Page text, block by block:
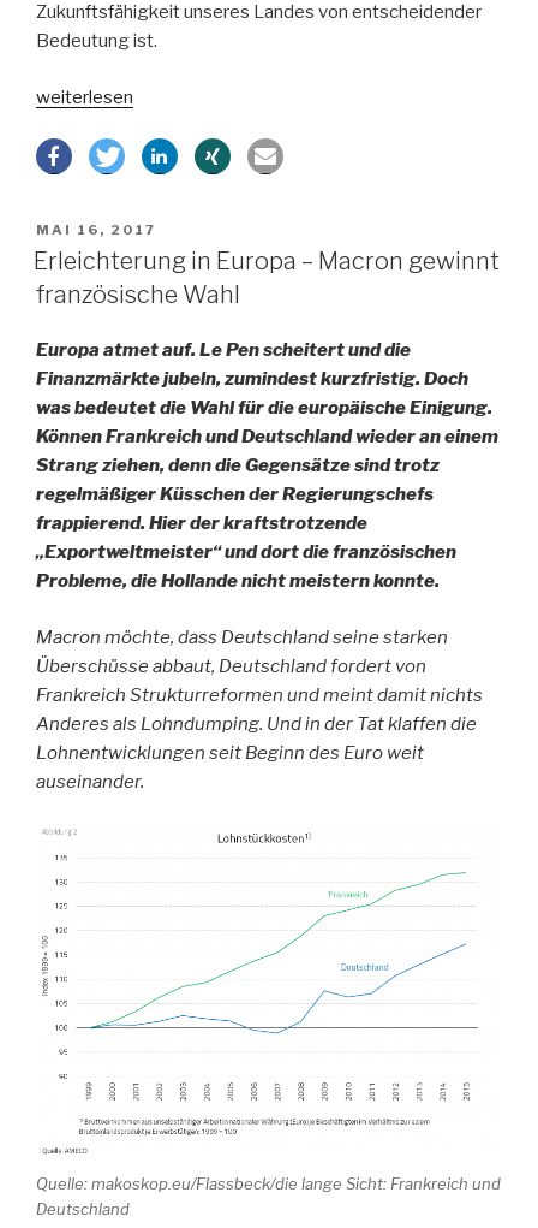
Zukunftsfähigkeit unseres Landes von entscheidender
Bedeutung ist.
„Dr.
–
Fehlleistungen“
weiterlesen
VERÖFFENTLICHT
AM
MAI 16, 2017
Erleichterung in Europa – Macron gewinnt
französische Wahl
Europa atmet auf. Le Pen scheitert und die
Finanzmärkte jubeln, zumindest kurzfristig. Doch
was bedeutet die Wahl für die europäische Einigung.
Können Frankreich und Deutschland wieder an einem
Strang ziehen, denn die Gegensätze sind trotz
regelmäßiger Küsschen der Regierungschefs
frappierend. Hier der kraftstrotzende
„Exportweltmeister“ und dort die französischen
Probleme, die Hollande nicht meistern konnte.
Macron möchte, dass Deutschland seine starken
Überschüsse abbaut, Deutschland fordert von
Frankreich Strukturreformen und meint damit nichts
Anderes als Lohndumping. Und in der Tat klaffen die
Lohnentwicklungen seit Beginn des Euro weit
auseinander.
Quelle: makoskop.eu/Flassbeck/die lange Sicht: Frankreich und
Deutschland